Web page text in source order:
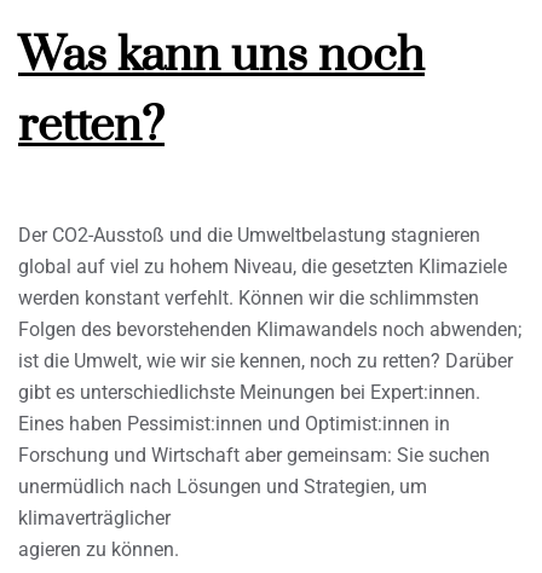
Was kann uns noch
retten?
Der CO2-Ausstoß und die Umweltbelastung stagnieren
global auf viel zu hohem Niveau, die gesetzten Klimaziele
werden konstant verfehlt. Können wir die schlimmsten
Folgen des bevorstehenden Klimawandels noch abwenden;
ist die Umwelt, wie wir sie kennen, noch zu retten? Darüber
gibt es unterschiedlichste Meinungen bei Expert:innen.
Eines haben Pessimist:innen und Optimist:innen in
Forschung und Wirtschaft aber gemeinsam: Sie suchen
unermüdlich nach Lösungen und Strategien, um
klimaverträglicher
agieren zu können.